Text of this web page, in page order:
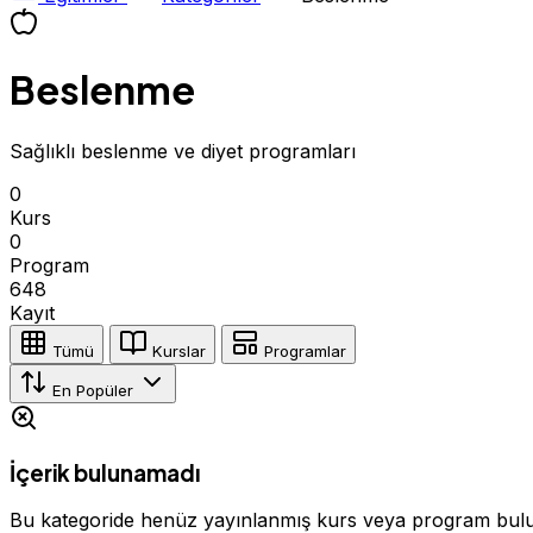
Beslenme
Sağlıklı beslenme ve diyet programları
0
Kurs
0
Program
648
Kayıt
Tümü Kurslar Programlar
En Popüler
İçerik bulunamadı
Bu kategoride henüz yayınlanmış kurs veya program